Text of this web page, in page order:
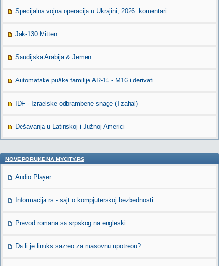
Specijalna vojna operacija u Ukrajini, 2026. komentari
Jak-130 Mitten
Saudijska Arabija & Jemen
Automatske puške familije AR-15 - M16 i derivati
IDF - Izraelske odbrambene snage (Tzahal)
Dešavanja u Latinskoj i Južnoj Americi
NOVE PORUKE NA MYCITY.RS
Audio Player
Informacija.rs - sajt o kompjuterskoj bezbednosti
Prevod romana sa srpskog na engleski
Da li je linuks sazreo za masovnu upotrebu?